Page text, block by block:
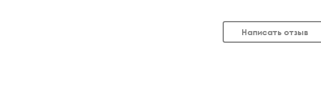
Написать отзыв